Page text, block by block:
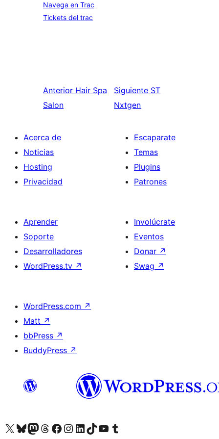
Navega en Trac
Tickets del trac
Anterior Hair Spa
Salon
Siguiente ST
Nxtgen
Acerca de
Noticias
Hosting
Privacidad
Escaparate
Temas
Plugins
Patrones
Aprender
Soporte
Desarrolladores
WordPress.tv ↗
Involúcrate
Eventos
Donar ↗
Swag ↗
WordPress.com ↗
Matt ↗
bbPress ↗
BuddyPress ↗
Visita nuestra cuenta de X (anteriormente Twitter)
Visita nuestra cuenta de Bluesky
Visita nuestra cuenta de Mastodon
Visita nuestra cuenta de Threads
Visita nuestra página de Facebook
Visita nuestra cuenta de Instagram
Visita nuestra cuenta de LinkedIn
Visita nuestra cuenta de TikTok
Visita nuestro canal de YouTube
Visita nuestra cuenta de Tumblr